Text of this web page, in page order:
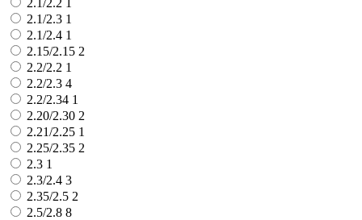
2.1/2.3 1
2.1/2.4 1
2.15/2.15 2
2.2/2.2 1
2.2/2.3 4
2.2/2.34 1
2.20/2.30 2
2.21/2.25 1
2.25/2.35 2
2.3 1
2.3/2.4 3
2.35/2.5 2
2.5/2.8 8